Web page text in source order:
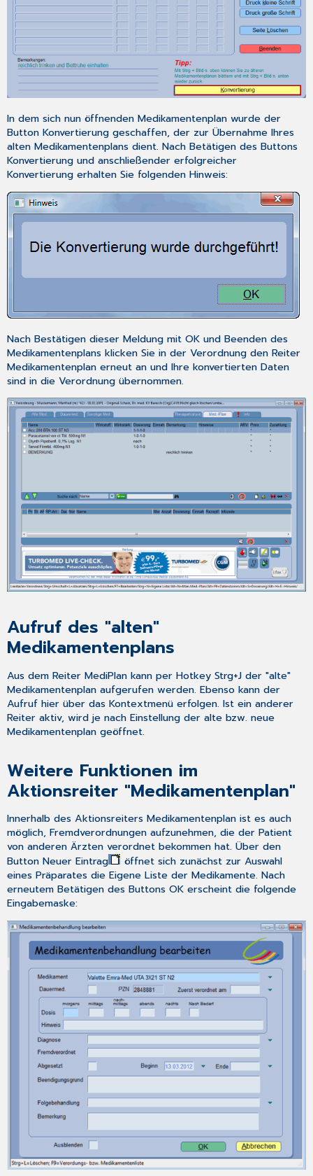
In dem sich nun öffnenden Medikamentenplan wurde der
ButtonKonvertierung geschaffen, der zur Übernahme Ihres
altenMedikamentenplans dient. Nach Betätigen des Buttons
Konvertierung und anschließender erfolgreicher
Konvertierung erhalten Sie folgenden Hinweis:
Nach Bestätigen dieser Meldung mitOK undBeenden des
Medikamentenplans klicken Sie in derVerordnung den Reiter
Medikamentenplan erneut an und Ihre konvertierten Daten
sind in dieVerordnung übernommen.
Aufruf des "alten"
Medikamentenplans
Aus dem ReiterMediPlan kann per HotkeyStrg+J der "alte"
Medikamentenplan aufgerufen werden. Ebenso kann der
Aufruf hier über das Kontextmenü erfolgen. Ist ein anderer
Reiter aktiv, wird je nach Einstellung der alte bzw. neue
Medikamentenplan geöffnet.
Weitere Funktionen im
Aktionsreiter "Medikamentenplan"
Innerhalb des AktionsreitersMedikamentenplan ist es auch
möglich, Fremdverordnungen aufzunehmen, die der Patient
von anderen Ärzten verordnet bekommen hat. Über den
ButtonNeuer Eintrag
öffnet sich zunächst zur Auswahl
eines Präparates dieEigene Liste derMedikamente. Nach
erneutem Betätigen des ButtonsOK erscheint die folgende
Eingabemaske: